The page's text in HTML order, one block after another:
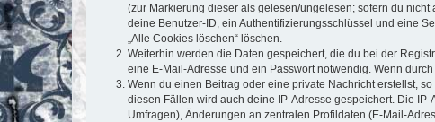
(zur Markierung dieser als gelesen/ungelesen; sofern du
deine Benutzer-ID, ein Authentifizierungsschlüssel und eine
„Alle Cookies löschen“ löschen.
Weiterhin werden die Daten gespeichert, die du bei der
eine E-Mail-Adresse und ein Passwort notwendig. Wenn
Wenn du einen Beitrag oder eine private Nachricht erstellst,
diesen Fällen wird auch deine IP-Adresse gespeichert. Die
Umfragen), Änderungen an zentralen Profildaten (E-Mail-